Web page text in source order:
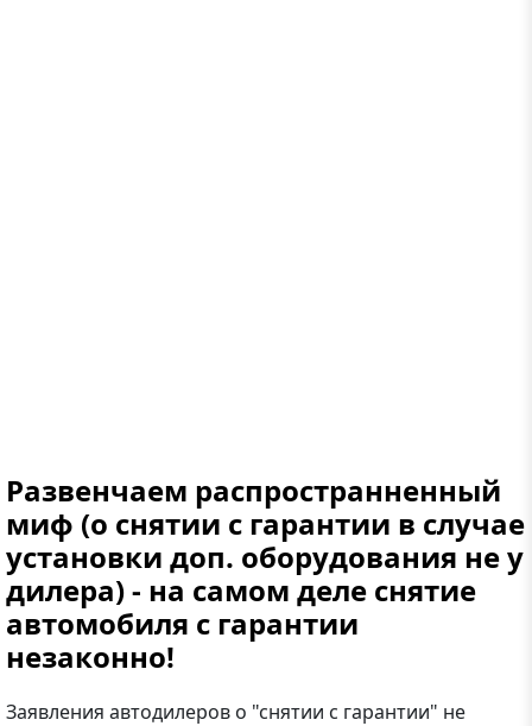
Развенчаем распространненный
миф (о снятии с гарантии в случае
установки доп. оборудования не у
дилера) - на самом деле снятие
автомобиля с гарантии
незаконно!
Заявления автодилеров о "снятии с гарантии" не